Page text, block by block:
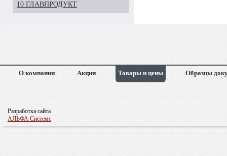
10 ГЛАВПРОДУКТ
О компании Акции Товары и цены Образцы
Разработка сайта
АЛЬФА Системс